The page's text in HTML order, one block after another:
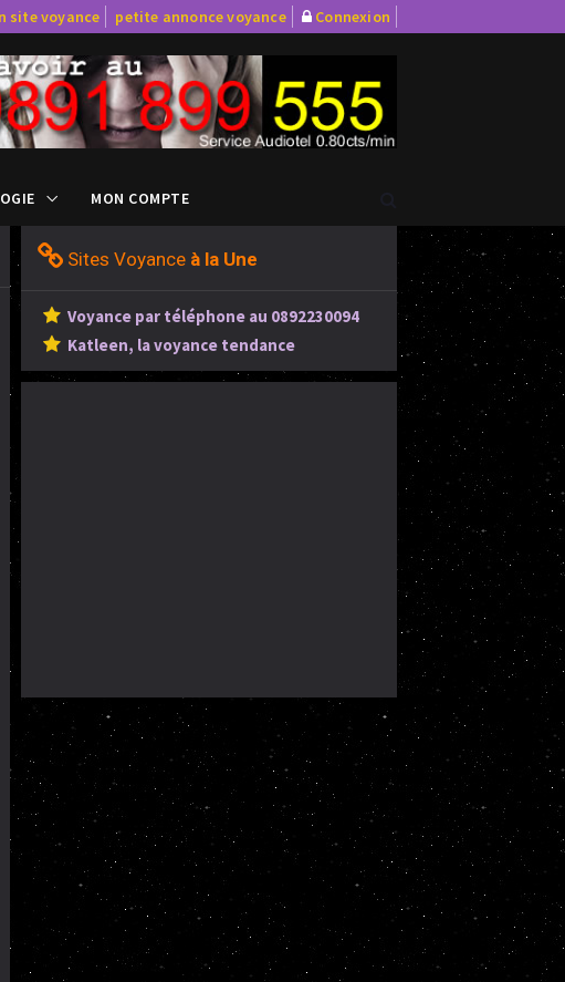
site voyance petite annonce voyance Connexion
MON COMPTE
Sites Voyance à la Une
Voyance par téléphone au 0892230094
Katleen, la voyance tendance